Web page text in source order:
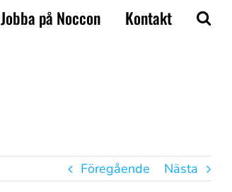
Jobba på Noccon Kontakt
Föregående Nästa